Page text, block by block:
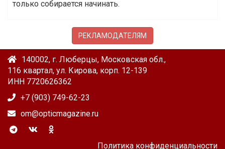
только собирается начинать.
РЕКЛАМОДАТЕЛЯМ
140002, г. Люберцы, Московская обл.,
116 квартал, ул. Кирова, корп. 12-139
ИНН 7720626362
+7 (903) 749-62-23
om@opticmagazine.ru
Политика конфиденциальности